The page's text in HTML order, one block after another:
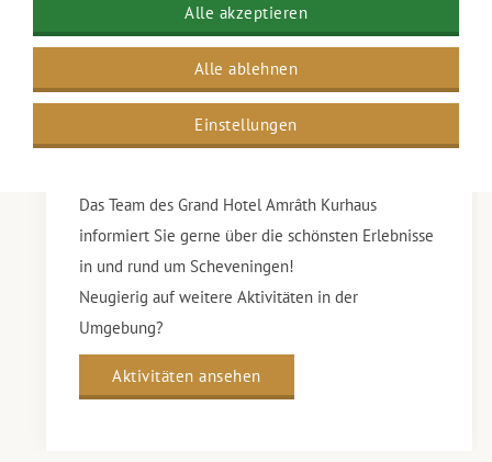
Aktivitäten in Scheveningen
Das Grand Hotel Amrâth ist der ideale
Umgebung zu genießen. Von Freizeitparks und
Das Team des Grand Hotel Amrâth Kurhaus
informiert Sie gerne über die schönsten Erlebnisse
in und rund um Scheveningen!
Neugierig auf weitere Aktivitäten in der
Umgebung?
Aktivitäten ansehen
Alle akzeptieren
Alle ablehnen
Einstellungen